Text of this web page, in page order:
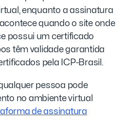
enquanto a assinatura
quando o site onde
possui um certificado
têm validade garantida
pela ICP-Brasil.
pessoa pode
no ambiente virtual
de assinatura